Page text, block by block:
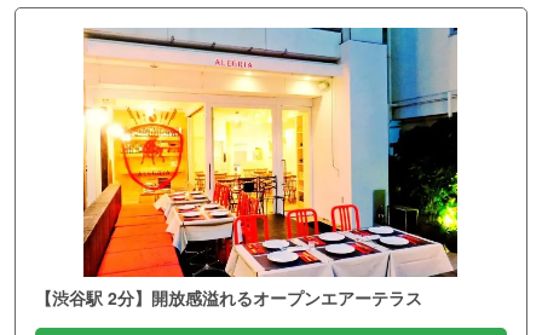
【渋谷駅 2分】開放感溢れるオープンエアーテラス